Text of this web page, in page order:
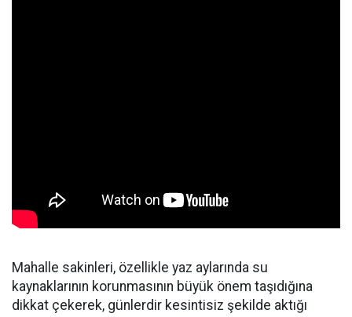
Mahalle sakinleri, özellikle yaz aylarında su
kaynaklarının korunmasının büyük önem taşıdığına
dikkat çekerek, günlerdir kesintisiz şekilde aktığı